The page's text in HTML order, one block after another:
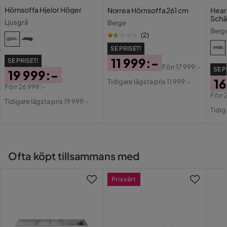
Färgnamn
Vikt 99.5 kg
Färg Beige
Serie
Orientering/Sida
Hörnsoffa Hjelor Höger
Ljusgrå
SE PRISET!
Pris
19 999:-
Original
Förr26 999:-
Tidigare lägsta pris 19 999:-
Norrea Hörnsoffa 261 cm
Beige
(2)
SE PRISET!
Pris
11 999:-
Original
Förr17 999:-
Tidigare lägsta pris 11 999:-
SE
Förr
Ofta köpt tillsammans med
Prisvärt